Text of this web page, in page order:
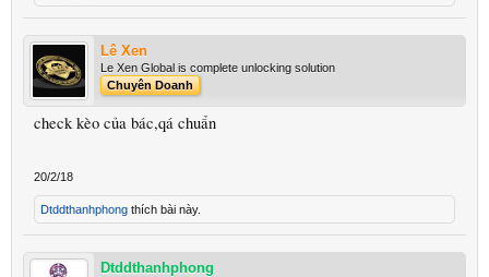
Lê Xen
Le Xen Global is complete unlocking solution
Chuyên Doanh
check kèo của bác,qá chuẩn
20/2/18
Dtddthanhphong thích bài này.
Dtddthanhphong